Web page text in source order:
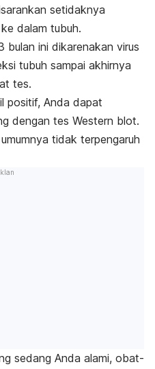
setidaknya
dalam tubuh.
bulan ini dikarenakan virus
tubuh sampai akhirnya
tes.
positif, Anda dapat
dengan tes Western blot.
tidak terpengaruh
sedang Anda alami, obat-